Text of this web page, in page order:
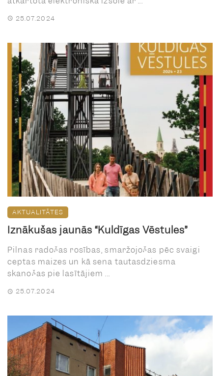
25.07.2024
AKTUALITĀTES
Iznākušas jaunās “Kuldīgas Vēstules”
Pilnas radošas rosības, smaržojošas pēc svaigi
ceptas maizes un kā sena tautasdziesma
skanošas pie lasītājiem ...
25.07.2024